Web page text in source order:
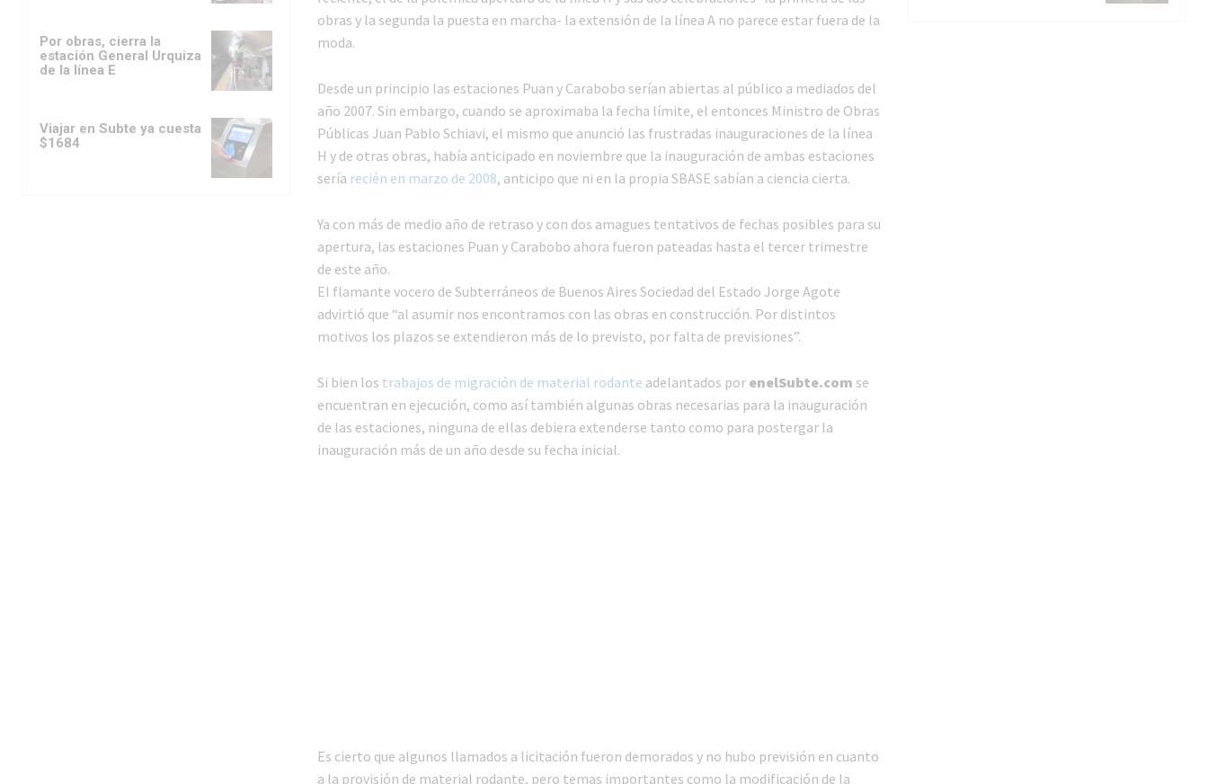
Por obras, cierra la
estación General Urquiza
de la línea E
Viajar en Subte ya cuesta
$1684
obras y la segunda la puesta en marcha- la extensión de la línea A no parece estar fuera de la
moda.
Desde un principio las estaciones Puan y Carabobo serían abiertas al público a mediados del
año 2007. Sin embargo, cuando se aproximaba la fecha límite, el entonces Ministro de Obras
Públicas Juan Pablo Schiavi, el mismo que anunció las frustradas inauguraciones de la línea
H y de otras obras, había anticipado en noviembre que la inauguración de ambas estaciones
sería recién en marzo de 2008, anticipo que ni en la propia SBASE sabían a ciencia cierta.
Ya con más de medio año de retraso y con dos amagues tentativos de fechas posibles para su
apertura, las estaciones Puan y Carabobo ahora fueron pateadas hasta el tercer trimestre
de este año.
El flamante vocero de Subterráneos de Buenos Aires Sociedad del Estado Jorge Agote
advirtió que “al asumir nos encontramos con las obras en construcción. Por distintos
motivos los plazos se extendieron más de lo previsto, por falta de previsiones”.
Si bien los trabajos de migración de material rodante adelantados por enelSubte.com se
encuentran en ejecución, como así también algunas obras necesarias para la inauguración
de las estaciones, ninguna de ellas debiera extenderse tanto como para postergar la
inauguración más de un año desde su fecha inicial.
Es cierto que algunos llamados a licitación fueron demorados y no hubo previsión en cuanto
a la provisión de material rodante, pero temas importantes como la modificación de la